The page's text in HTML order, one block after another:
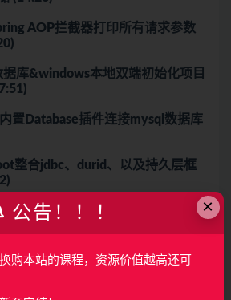
AOP拦截器打印所有请求参数
库&windows本地双端初始化项目
置Database插件连接mysql数据库
整合jdbc、durid、以及持久层框
代码生成工具
整合MyBatis-Plus自动注入基本
×
公告！！！
购本站的课程，资源价值越高还可